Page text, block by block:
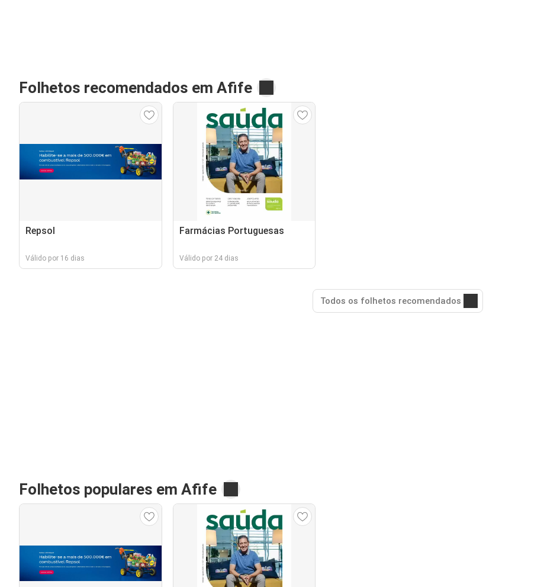
Folhetos recomendados em Afife
Repsol
Válido por 16 dias
Farmácias Portuguesas
Válido por 24 dias
Todos os folhetos recomendados
Folhetos populares em Afife